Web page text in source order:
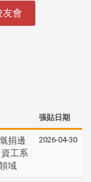
友會
張貼日期
捐邊
工系
域
2026-04-30